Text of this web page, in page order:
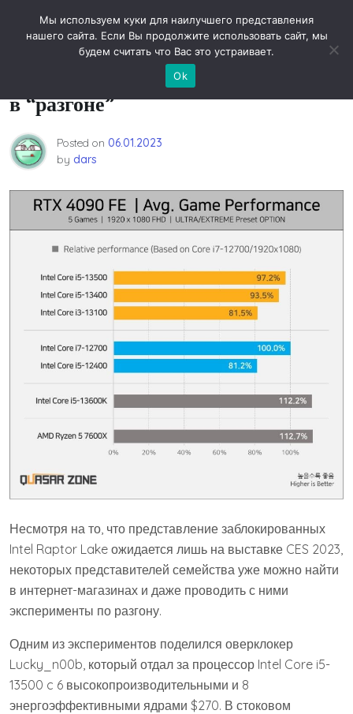
Новости технологий
Intel Core i5-13500 протестирован
в “разгоне”
Posted on 06.01.2023
by dars
Несмотря на то, что представление заблокированных
Intel Raptor Lake ожидается лишь на выставке CES 2023,
некоторых представителей семейства уже можно найти
в интернет-магазинах и даже проводить с ними
эксперименты по разгону.
Одним из экспериментов поделился оверклокер
Lucky_n00b, который отдал за процессор Intel Core i5-
13500 c 6 высокопроизводительными и 8
энергоэффективными ядрами $270. В стоковом
Мы используем куки для наилучшего представления
нашего сайта. Если Вы продолжите использовать сайт, мы
будем считать что Вас это устраивает.
Ok